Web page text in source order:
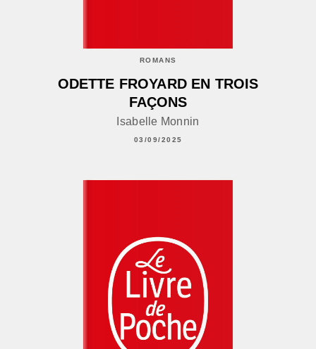
ROMANS
ODETTE FROYARD EN TROIS
FAÇONS
Isabelle Monnin
03/09/2025